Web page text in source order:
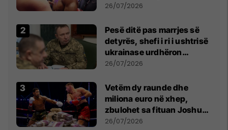
26/07/2026
Pesë ditë pas marrjes së
detyrës, shefi i ri i ushtrisë
ukrainase urdhëron
kontroll të madh
26/07/2026
Vetëm dy raunde dhe
miliona euro në xhep,
zbulohet sa fituan Joshua
e Prenga
26/07/2026